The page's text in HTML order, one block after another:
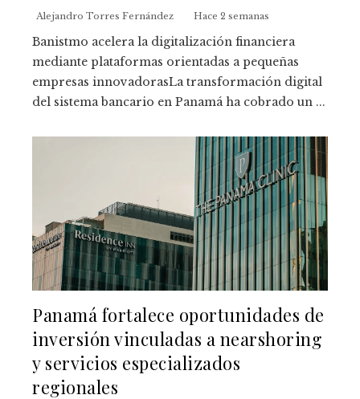
Alejandro Torres Fernández Hace 2 semanas
Banistmo acelera la digitalización financiera
mediante plataformas orientadas a pequeñas
empresas innovadorasLa transformación digital
del sistema bancario en Panamá ha cobrado un ...
Panamá fortalece oportunidades de
inversión vinculadas a nearshoring
y servicios especializados
regionales